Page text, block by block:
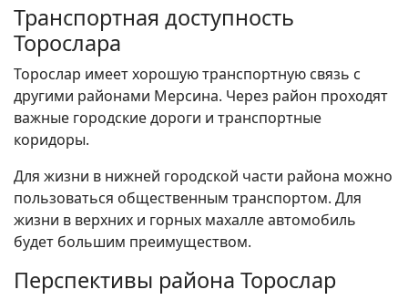
Транспортная доступность
Торослара
Торослар имеет хорошую транспортную связь с
другими районами Мерсина. Через район проходят
важные городские дороги и транспортные
коридоры.
Для жизни в нижней городской части района можно
пользоваться общественным транспортом. Для
жизни в верхних и горных махалле автомобиль
будет большим преимуществом.
Перспективы района Торослар